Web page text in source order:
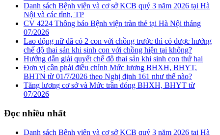
Danh sách Bệnh viện và cơ sở KCB quý 3 năm 2026 tại Hà
Nội và các tỉnh, TP
CV 4224 Thông báo Bệnh viện tràn thẻ tại Hà Nội tháng
07/2026
Lao động nữ đã có 2 con với chồng trước thì có được hưởng
chế độ thai sản khi sinh con với chồng hiện tại không?
Hướng dẫn giải quyết chế độ thai sản khi sinh con thứ hai
Đơn vị cần phải điều chỉnh Mức lương BHXH, BHYT,
BHTN từ 01/7/2026 theo Nghị định 161 như thế nào?
Tăng lương cơ sở và Mức trần đóng BHXH, BHYT từ
07/2026
Đọc nhiều nhất
Danh sách Bệnh viện và cơ sở KCB quý 3 năm 2026 tại Hà